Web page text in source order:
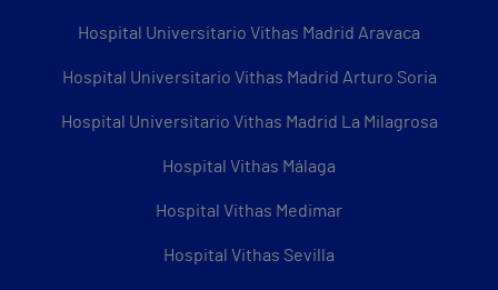
Hospital Universitario Vithas Madrid Aravaca
Hospital Universitario Vithas Madrid Arturo Soria
Hospital Universitario Vithas Madrid La Milagrosa
Hospital Vithas Málaga
Hospital Vithas Medimar
Hospital Vithas Sevilla